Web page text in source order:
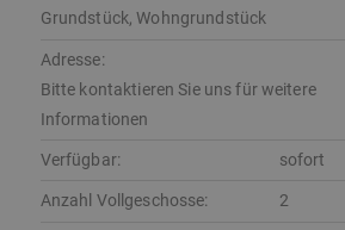
Grundstück, Wohngrundstück
Adresse:
Bitte kontaktieren Sie uns für weitere
Informationen
Verfügbar: sofort
Anzahl Vollgeschosse: 2